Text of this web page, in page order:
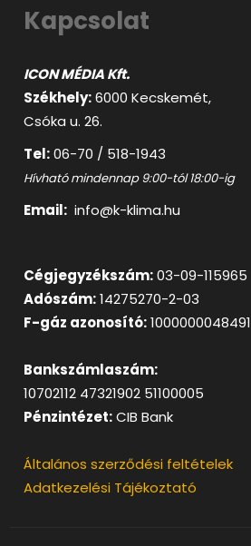
Kapcsolat
ICON MÉDIA Kft.
Székhely:6000 Kecskemét,
Csóka u. 26.
Tel:06-70 / 518-1943
Hívható mindennap 9:00-tól 18:00-ig
Email: info@k-klima.hu
Cégjegyzékszám:03-09-115965
Adószám:14275270-2-03
F-gáz azonosító:1000000048491
Bankszámlaszám:
10702112 47321902 51100005
Pénzintézet:CIB Bank
Általános szerződési feltételek
Adatkezelési Tájékoztató